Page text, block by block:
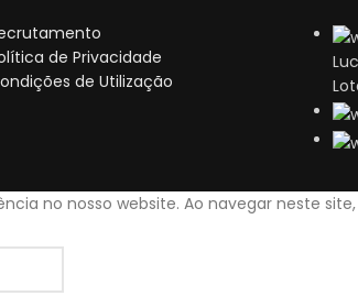
de Privacidade
de Utilização
no nosso website. Ao navegar neste